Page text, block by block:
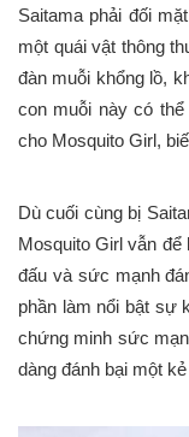
Saitama phải đối
một quái vật thông
đàn muỗi khổng lồ,
con muỗi này có
cho Mosquito Girl,
Dù cuối cùng bị
Mosquito Girl vẫn
đấu và sức mạnh
phần làm nổi bật sự
chứng minh sức
dàng đánh bại một